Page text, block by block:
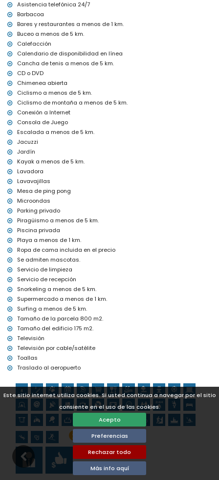
Este sitio internet utiliza cookies. Si usted continua a navegar por el sitio
consiente en el uso de las cookies.
Acepto
Preferencias
Rechazar todo
Más info aquí
villa
Internet (WiFi)
Plancha y tabla de planchar
Ropa de cama y toallas
Servicio de recepción y servicio de emergencia 24 horas
Servicio de limpieza dos veces por semana
Consola de juegos (PlayStation 3) y mesa de ping-pong
Jacuzzi exterior
Instalaciones y servicios con cargo extra
Servicio de aeropuerto
Cama adicional (bajo demanda)
Entretenimiento y actividades de ocio para sus vacaciones en
Moraira, Costa Blanca
Teatro, discoteca, bar y paseo marítimo (El Portet) (a menos de 5
kilómetros de la casa)
Visitas y cultura en Moraira, Costa Blanca
Iglesia (Iglesia Parroquial de Santa Catalina), castillo (Castell de
Moraira), ruina (Castell de Moraira), monumento (Torre de Vigía
del Cap d'Or), edificio arquitectónico (Centro histórico) y lugar
histórico (Centro histórico) (a menos de 5 kilómetros del
alojamiento)
Museo (Ecomuseo Cemroqt L'almassera) (a menos de 10
kilómetros del alojamiento)
Deportes
Tenis, ciclismo de montaña, ciclismo, escalada, piragüismo,
kayak, buceo, snorkel y surf (a menos de 5 kilómetros de la villa)
Golf (Club de Golf Ifach) y equitación (a menos de 10 kilómetros
de la villa)
Asistencia telefónica 24/7
Barbacoa
Bares y restaurantes a menos de 1 km.
Buceo a menos de 5 km.
Calefacción
Calendario de disponibilidad en línea
Cancha de tenis a menos de 5 km.
CD o DVD
Chimenea abierta
Ciclismo a menos de 5 km.
Ciclismo de montaña a menos de 5 km.
Conexión a Internet
Consola de Juego
Escalada a menos de 5 km.
Jacuzzi
Jardín
Kayak a menos de 5 km.
Lavadora
Lavavajillas
Mesa de ping pong
Microondas
Parking privado
Piragüismo a menos de 5 km.
Piscina privada
Playa a menos de 1 km.
Ropa de cama incluida en el precio
Se admiten mascotas.
Servicio de limpieza
Servicio de recepción
Snorkeling a menos de 5 km.
Supermercado a menos de 1 km.
Surfing a menos de 5 km.
Tamaño de la parcela 800 m2.
Tamaño del edificio 175 m2.
Televisión
Televisión por cable/satélite
Toallas
Traslado al aeropuerto